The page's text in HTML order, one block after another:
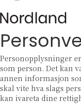
Personopplysninger
som person. Det kan
annen informasjon
skal vite hva slags
kan ivareta dine